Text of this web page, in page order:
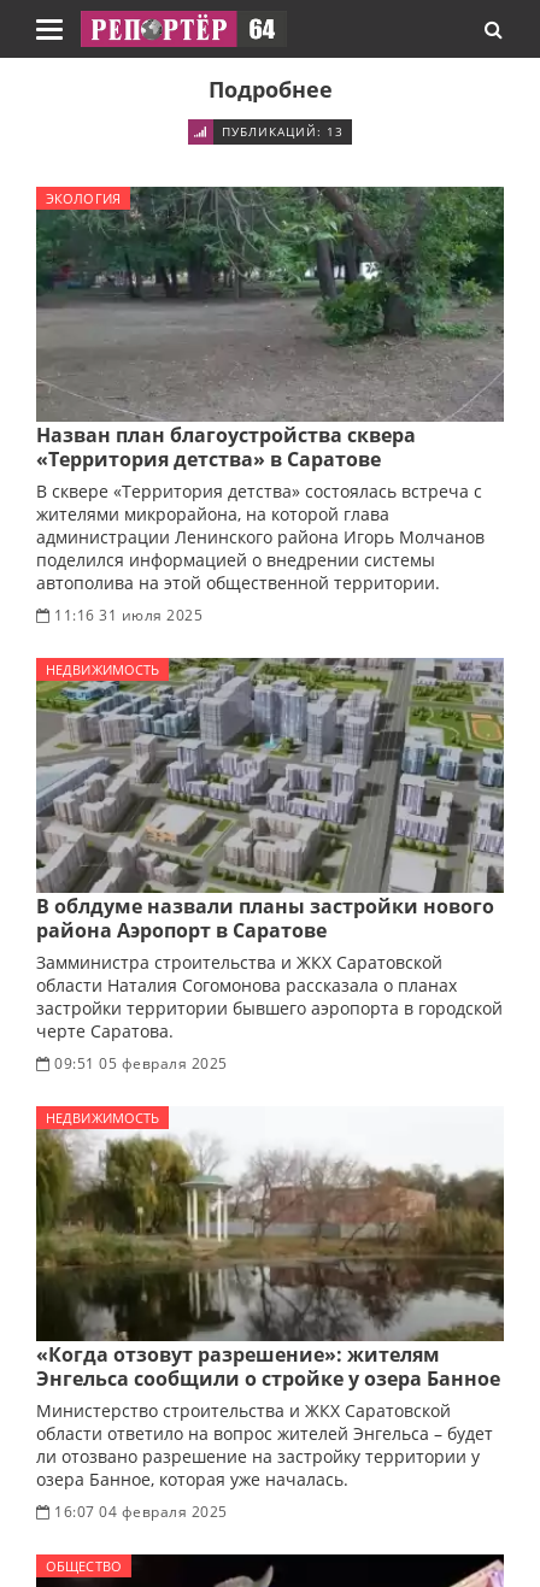
Навигация
Подробнее
ПУБЛИКАЦИЙ: 13
ЭКОЛОГИЯ
Назван план благоустройства сквера
«Территория детства» в Саратове
В сквере «Территория детства» состоялась встреча с
жителями микрорайона, на которой глава
администрации Ленинского района Игорь Молчанов
поделился информацией о внедрении системы
автополива на этой общественной территории.
11:16 31 июля 2025
НЕДВИЖИМОСТЬ
В облдуме назвали планы застройки нового
района Аэропорт в Саратове
Замминистра строительства и ЖКХ Саратовской
области Наталия Согомонова рассказала о планах
застройки территории бывшего аэропорта в городской
черте Саратова.
09:51 05 февраля 2025
НЕДВИЖИМОСТЬ
«Когда отзовут разрешение»: жителям
Энгельса сообщили о стройке у озера Банное
Министерство строительства и ЖКХ Саратовской
области ответило на вопрос жителей Энгельса – будет
ли отозвано разрешение на застройку территории у
озера Банное, которая уже началась.
16:07 04 февраля 2025
ОБЩЕСТВО